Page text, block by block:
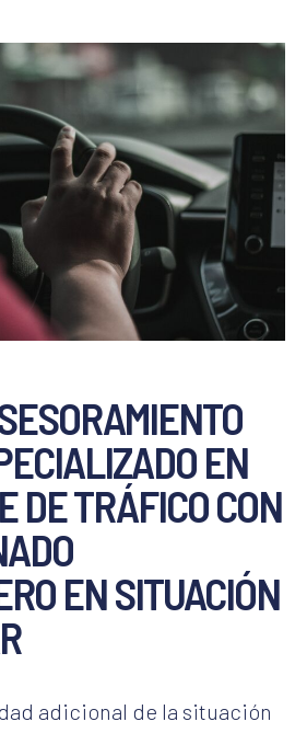
EN
DE TRÁFICO CON
EN SITUACIÓN
adicional de la situación